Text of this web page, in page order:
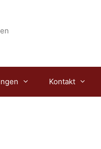
Kontakt